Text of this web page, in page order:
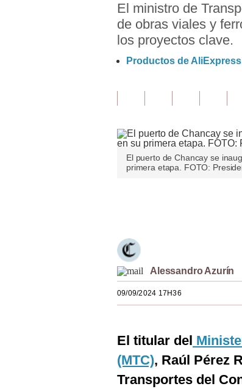
El ministro de
de obras viales y
los proyectos clave.
Productos de
El puerto de Chancay se
primera etapa. FOTO:
Alessandro Azurín
09/09/2024 17H36
El titular del
(MTC), Raúl Pérez
Transportes del